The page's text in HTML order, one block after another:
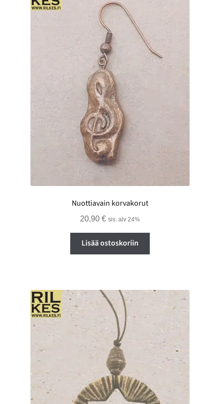
Nuottiavain korvakorut
20,90 € sis. alv 24%
Lisää ostoskoriin